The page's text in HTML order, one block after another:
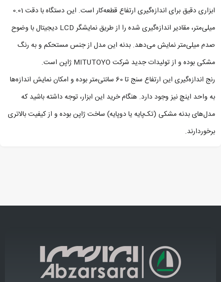
ابزاری دقیق برای اندازه‌گیری ارتفاع قطعه‌کار است. این دستگاه با دقت 0.01
میلی‌متر، مقادیر اندازه‌گیری‌ شده را از طریق نمایشگر LCD دیجیتال با وضوح
صدم میلی‌متر نمایش می‌دهد. بدنه این مدل از جنس مستحکم و به رنگ
مشکی بوده و از تولیدات جدید شرکت MITUTOYO ژاپن است.
رنج اندازه‌گیری این ارتفاع‌ سنج تا 60 سانتی‌متر بوده و امکان نمایش اندازه‌ها
به واحد اینچ نیز وجود دارد. هنگام خرید این ابزار، توجه داشته باشید که
مدل‌های بدنه مشکی (تک‌پایه یا دوپایه) ساخت ژاپن بوده و از کیفیت بالاتری
برخوردارند.